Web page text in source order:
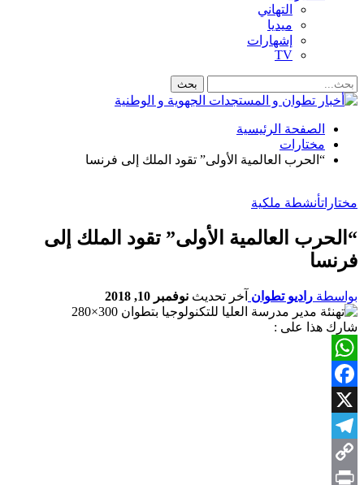
التهاني
ميديا
إشهارات
TV
الصفحة الرئيسية
مختارات
“الحرب العالمية الأولى” تقود الملك إلى فرنسا
مختاراتأنشطة ملكية
“الحرب العالمية الأولى” تقود الملك إلى
فرنسا
بواسطة راديو تطوان آخر تحديث نوفمبر 10, 2018
شارك هذا على :
WhatsApp
Facebook
X
Telegram
Copy